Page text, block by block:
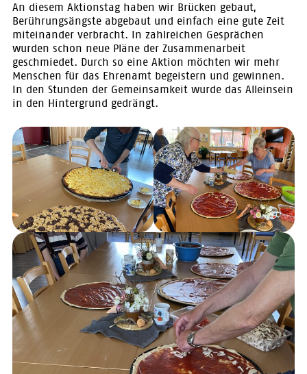
An diesem Aktionstag haben wir Brücken gebaut,
Berührungsängste abgebaut und einfach eine gute Zeit
miteinander verbracht. In zahlreichen Gesprächen
wurden schon neue Pläne der Zusammenarbeit
geschmiedet. Durch so eine Aktion möchten wir mehr
Menschen für das Ehrenamt begeistern und gewinnen.
In den Stunden der Gemeinsamkeit wurde das Alleinsein
in den Hintergrund gedrängt.